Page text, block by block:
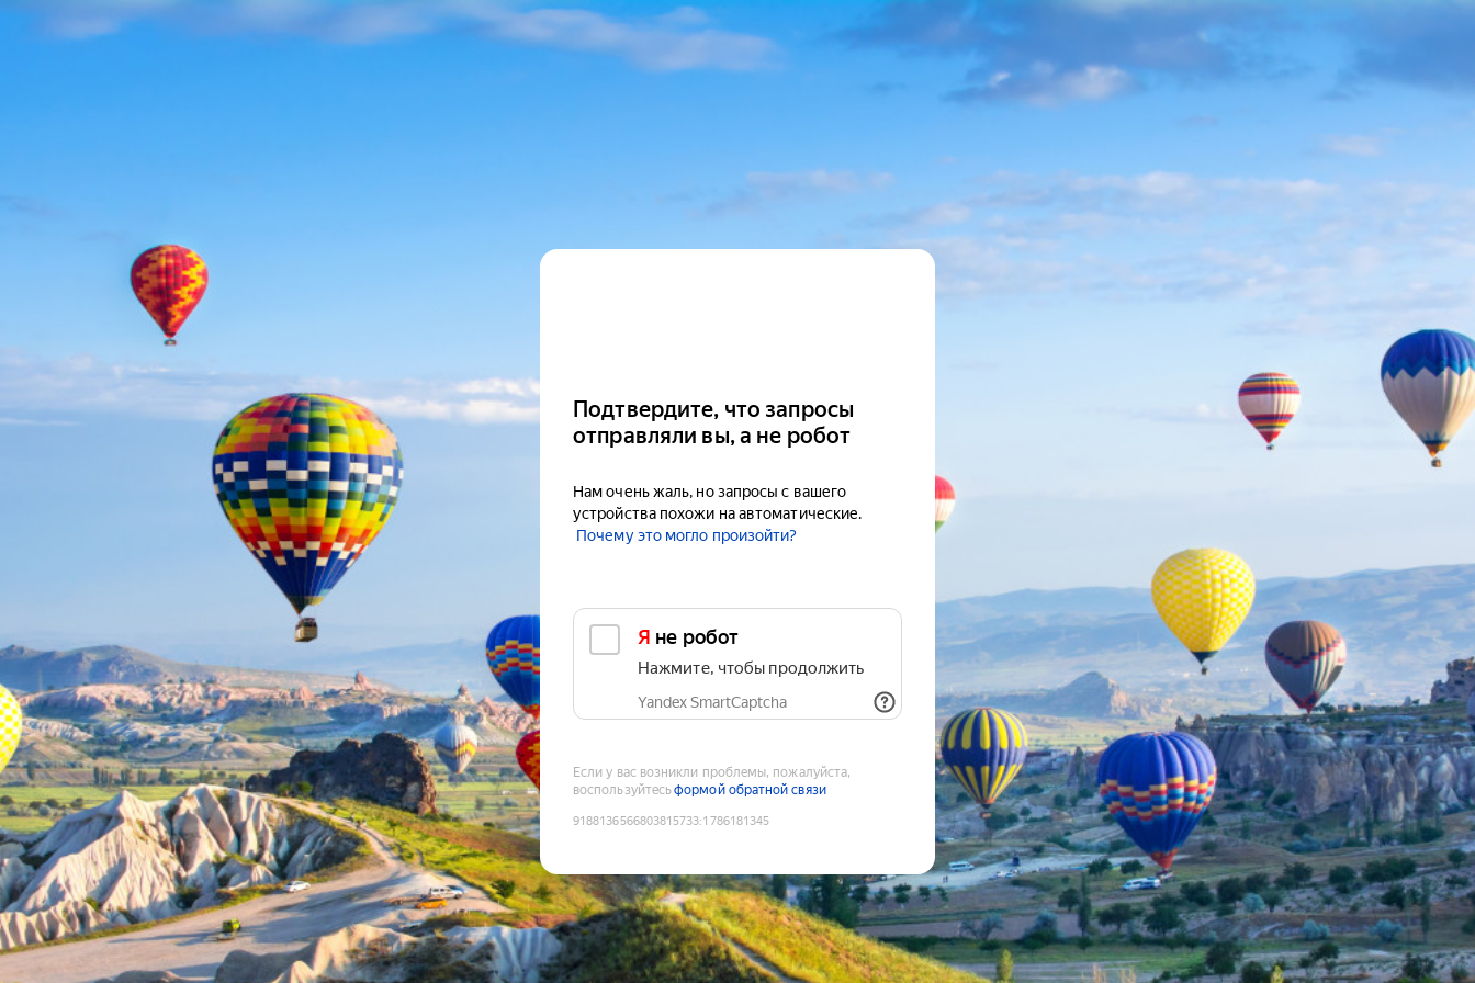
Подтвердите, что запросы
отправляли вы, а не робот
Нам очень жаль, но запросы с вашего
устройства похожи на автоматические.
Почему это могло произойти?
Я не робот
Нажмите, чтобы продолжить
Yandex SmartCaptcha
Если у вас возникли проблемы, пожалуйста,
воспользуйтесьформой обратной связи
9188136566803815733:1786181345